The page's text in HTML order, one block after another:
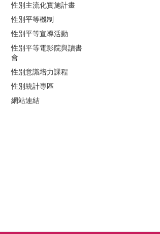
性別主流化實施計畫
性別平等機制
性別平等宣導活動
性別平等電影院與讀書
會
性別意識培力課程
性別統計專區
網站連結